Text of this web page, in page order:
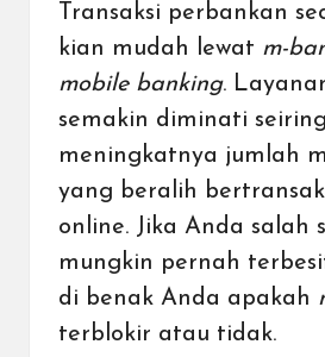
Transaksi perbankan
kian mudah lewat m-
mobile banking.
semakin diminati
meningkatnya jumlah
yang beralih
online. Jika Anda salah
mungkin pernah
di benak Anda apakah
terblokir atau tidak.